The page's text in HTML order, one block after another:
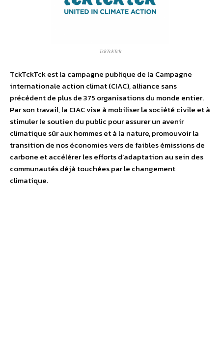
TckTckTck
TckTckTck est la campagne publique de la Campagne
internationale action climat (CIAC), alliance sans
précédent de plus de 375 organisations du monde entier.
Par son travail, la CIAC vise à mobiliser la société civile et à
stimuler le soutien du public pour assurer un avenir
climatique sûr aux hommes et à la nature, promouvoir la
transition de nos économies vers de faibles émissions de
carbone et accélérer les efforts d’adaptation au sein des
communautés déjà touchées par le changement
climatique.